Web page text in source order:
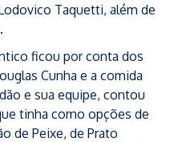
Taquetti, além de
ficou por conta dos
Cunha e a comida
e sua equipe, contou
tinha como opções de
de Peixe, de Prato